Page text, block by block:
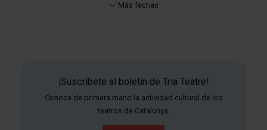
Más fechas
¡Suscríbete al boletín de Tria Teatre!
Conoce de primera mano la actividad cultural de los
teatros de Catalunya.